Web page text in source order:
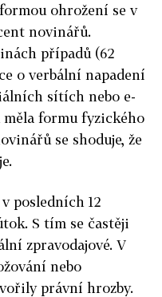
ohrožení se v
novinářů.
případů (62
o verbální napadení
sítích nebo e-
formu fyzického
se shoduje, že
posledních 12
S tím se častěji
zpravodajové. V
nebo
právní hrozby.